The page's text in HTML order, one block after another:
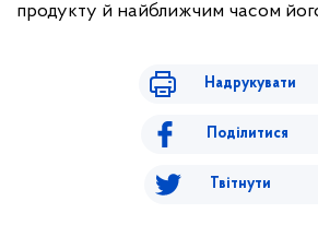
продукту й найближчим часом
Надрукувати
Поділитися
Твітнути